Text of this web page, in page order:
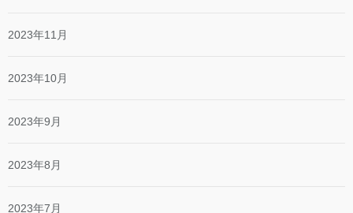
2023年11月
2023年10月
2023年9月
2023年8月
2023年7月